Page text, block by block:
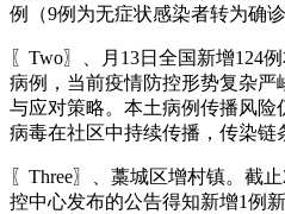
例（9例为无症状感染者转为确
〖Two〗、月13日全国新增124
病例，当前疫情防控形势复杂
与应对策略。本土病例传播风险
病毒在社区中持续传播，传染链
〖Three〗、藁城区增村镇。截
控中心发布的公告得知新增1例